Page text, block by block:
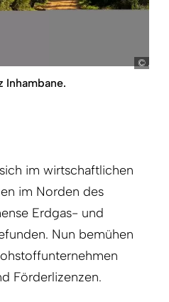
Inhambane.
im wirtschaftlichen
im Norden des
Erdgas- und
Nun bemühen
Förderlizenzen.